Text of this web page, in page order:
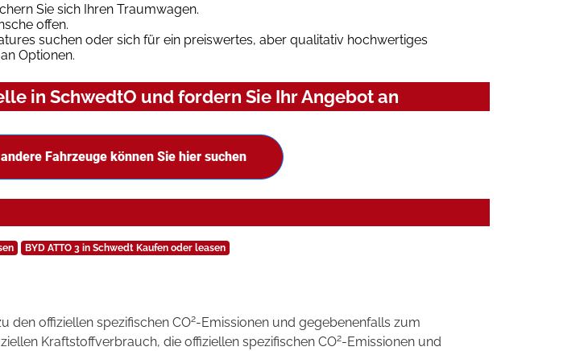
Sie sich Ihren Traumwagen.
offen.
suchen oder sich für ein preiswertes, aber qualitativ hochwertiges
Optionen.
in SchwedtO und fordern Sie Ihr Angebot an
Fahrzeuge können Sie hier suchen
BYD ATTO 3 in Schwedt Kaufen oder leasen
den offiziellen spezifischen CO2-Emissionen und gegebenenfalls zum
Kraftstoffverbrauch, die offiziellen spezifischen CO2-Emissionen und